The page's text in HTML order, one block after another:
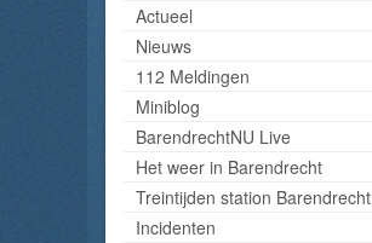
Actueel
Nieuws
112 Meldingen
Miniblog
BarendrechtNU Live
Het weer in Barendrecht
Treintijden station Barendrecht
Incidenten